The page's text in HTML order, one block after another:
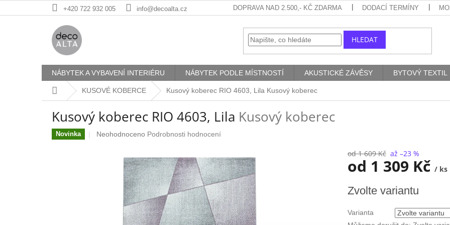
na
+420 722 932 005 info@decoalta.cz DOPRAVA NAD 2.500,- KČ ZDARMA DODACÍ TERMÍNY
HLEDAT
NÁBYTEK A VYBAVENÍ INTERIÉRU NÁBYTEK PODLE MÍSTNOSTÍ AKUSTICKÉ ZÁVĚSY BYTOVÝ TEXTIL
Domů KUSOVÉ KOBERCE Kusový koberec RIO 4603, Lila Kusový koberec
Kusový koberec RIO 4603, Lila Kusový koberec
Novinka
Průměrné
hvězdiček.
Neohodnoceno Podrobnosti hodnocení
od 1 609 Kč až –23 %
od 1 309 Kč / ks
cena:
Zvolte variantu
Varianta